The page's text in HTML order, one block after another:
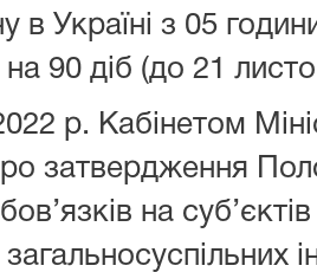
в Україні з 05
90 діб (до 21
р. Кабінетом
затвердження
на